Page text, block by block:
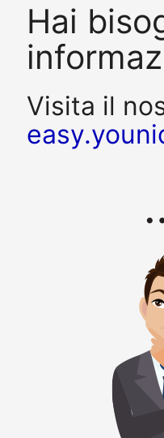
Hai
Visita il